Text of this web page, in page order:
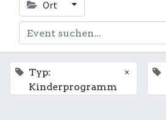
Ort
Typ:
Kinderprogramm
×